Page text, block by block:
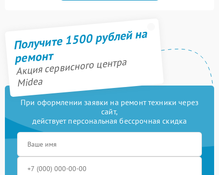
Получите 1500 рублей на
ремонт
Акция сервисного центра
Midea
При оформлении заявки на ремонт техники через
сайт,
действует персональная бессрочная скидка